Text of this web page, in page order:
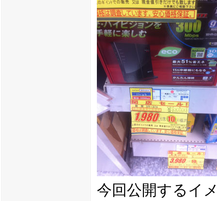
今回公開するイ